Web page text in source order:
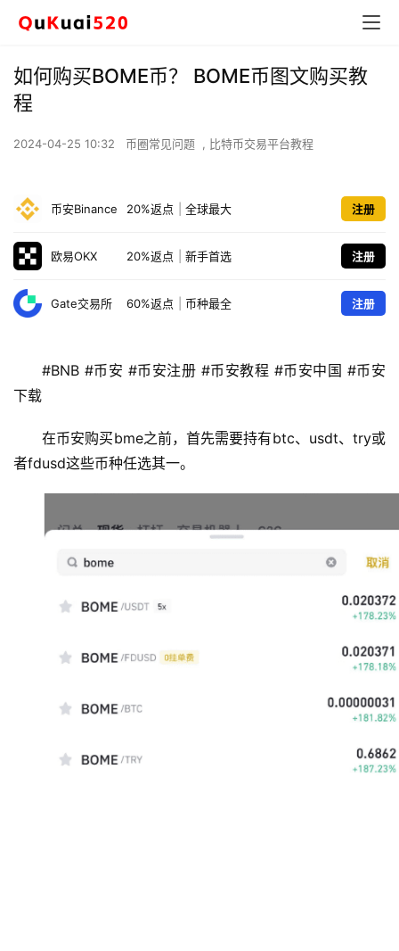
如何购买BOME币？ BOME币图文购买教
程
2024-04-25 10:32 币圈常见问题 , 比特币交易平台教程
币安Binance 20%返点 全球最大 注册
欧易OKX 20%返点 新手首选 注册
Gate交易所 60%返点 币种最全 注册
#BNB #币安 #币安注册 #币安教程 #币安中国 #币安
下载
在币安购买bme之前，首先需要持有btc、usdt、try或
者fdusd这些币种任选其一。